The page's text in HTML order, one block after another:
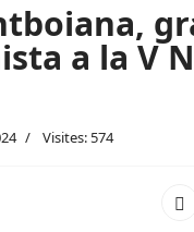
a la V
Visites: 574